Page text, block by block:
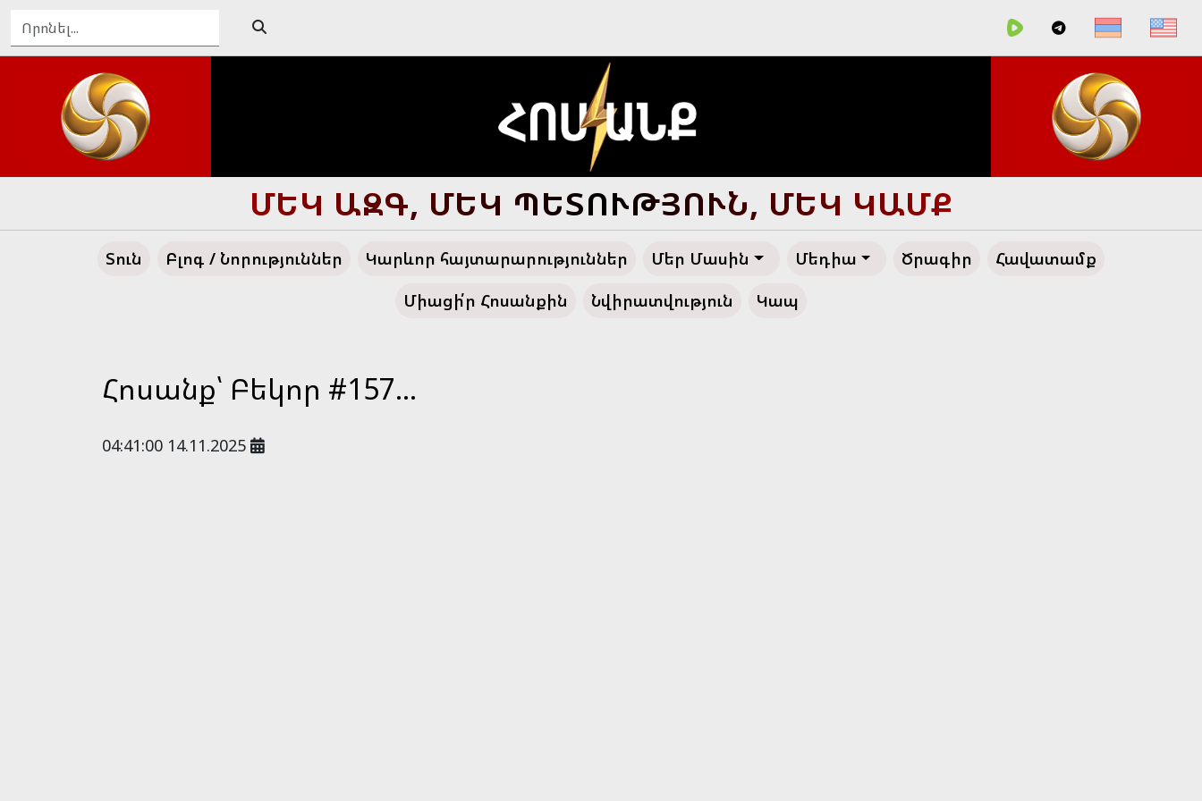
ՄԵԿ ԱԶԳ, ՄԵԿ ՊԵՏՈՒԹՅՈՒՆ, ՄԵԿ ԿԱՄՔ
Տուն Բլոգ / Նորություններ Կարևոր հայտարարություններ Մեր Մասին Մեդիա Ծրագիր
Հավատամք
Միացի՛ր Հոսանքին
Նվիրատվություն Կապ
Հոսանք՝ Բեկոր #157...
04:41:00 14.11.2025